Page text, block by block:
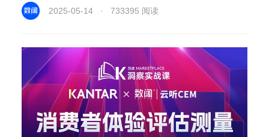
2025-05-14 · 733395 阅读